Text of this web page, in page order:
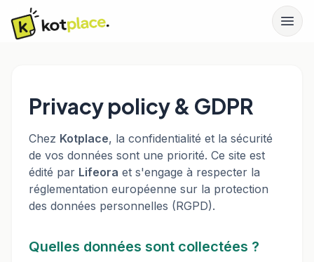
Privacy policy & GDPR
Chez Kotplace, la confidentialité et la sécurité
de vos données sont une priorité. Ce site est
édité par Lifeora et s'engage à respecter la
réglementation européenne sur la protection
des données personnelles (RGPD).
Quelles données sont collectées ?